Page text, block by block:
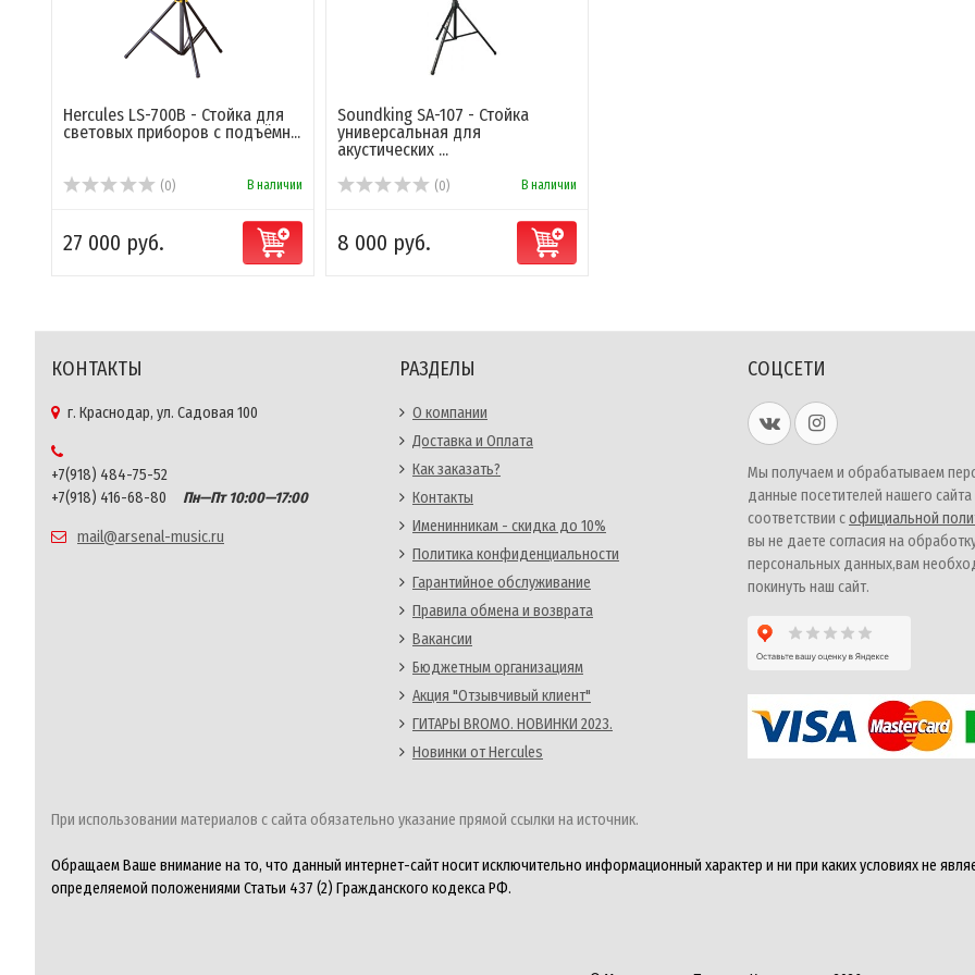
Hercules LS-700B - Стойка для
световых приборов с подъёмн...
(0) В наличии
27 000 руб.
Soundking SA-107 - Стойка
универсальная для
акустических ...
(0) В наличии
8 000 руб.
КОНТАКТЫ
г. Краснодар, ул. Садовая 100
+7(918) 484-75-52
+7(918) 416-68-80
Пн—Пт 10:00—17:00
mail@arsenal-music.ru
РАЗДЕЛЫ
О компании
Доставка и Оплата
Как заказать?
Контакты
Именинникам - скидка до 10%
Политика конфиденциальности
Гарантийное обслуживание
Правила обмена и возврата
Вакансии
Бюджетным организациям
Акция "Отзывчивый клиент"
ГИТАРЫ BROMO. НОВИНКИ 2023.
Новинки от Hercules
СОЦСЕТИ
Мы получаем и обрабатываем
данные посетителей нашего сайта
соответствии софициальной
вы не даете согласия на
персональных данных,вам
покинуть наш сайт.
При использовании материалов с сайта обязательно указание прямой ссылки на источник.
Обращаем Ваше внимание на то, что данный интернет-сайт носит исключительно информационный характер и ни при каких условиях не
определяемой положениями Статьи 437 (2) Гражданского кодекса РФ.